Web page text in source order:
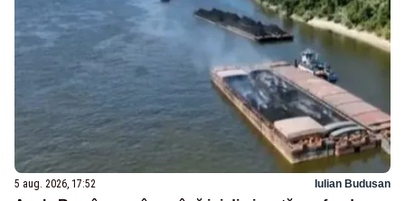
5 aug. 2026, 17:52 Iulian Budusan